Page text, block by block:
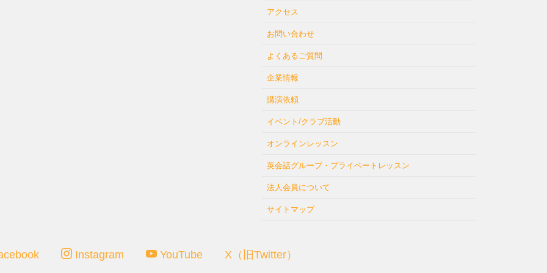
アクセス
お問い合わせ
よくあるご質問
企業情報
講演依頼
イベント/クラブ活動
オンラインレッスン
英会話グループ・プライベートレッスン
法人会員について
サイトマップ
Instagram YouTube X（旧Twitter）